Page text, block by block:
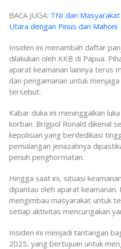
BACA JUGA: TNI dan
Utara dengan Pinus dan Mahoni
Insiden ini menambah daftar
dilakukan oleh KKB di Papua.
aparat keamanan lainnya terus
dan pengamanan untuk
tersebut.
Kabar duka ini meninggalkan
korban. Brigpol Ronald dikenal
kepolisian yang berdedikasi
pemulangan jenazahnya
penuh penghormatan.
Hingga saat ini, situasi
dipantau oleh aparat
mengimbau masyarakat untuk
setiap aktivitas mencurigakan
Insiden ini menjadi tantangan
2025, yang bertujuan untuk